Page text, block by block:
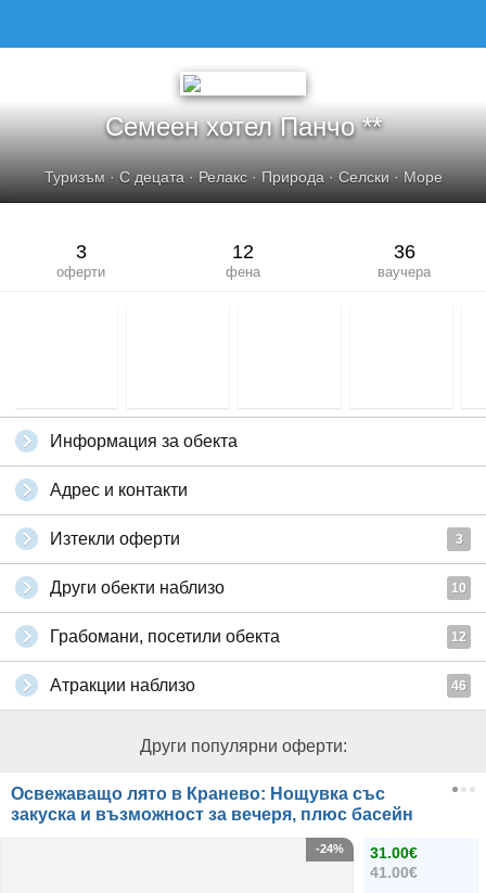
Семеен хотел Панчо **
Туризъм· С децата· Релакс· Природа· Селски· Море
3
оферти
12
фена
36
ваучера
Информация за обекта
Адрес и контакти
Изтекли оферти 3
Други обекти наблизо 10
Грабомани, посетили обекта 12
Атракции наблизо 46
Други популярни оферти:
Освежаващо лято в Кранево: Нощувка със
закуска и възможност за вечеря, плюс басейн
31.00€
41.00€
-24%